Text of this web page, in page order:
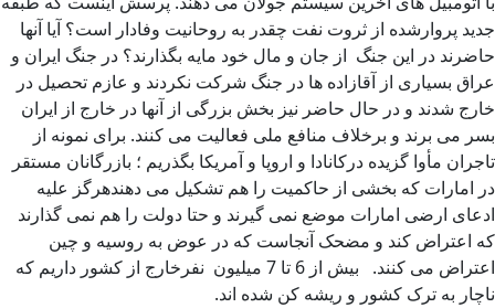
جدید پروارشده از ثروت نفت چقدر به روحانیت وفادار است؟ آیا آنها
حاضرند در این جنگ از جان و مال خود مایه بگذارند؟ در جنگ ایران و
عراق بسیاری از آقازاده ها در جنگ شرکت نکردند و عازم تحصیل در
خارج شدند و در حال حاضر نیز بخش بزرگی از آنها در خارج از ایران
بسر می برند و برخلاف منافع ملی فعالیت می کنند. برای نمونه از
تاجران مأوا گزیده درکانادا و اروپا و آمریکا بگذریم ؛ بازرگانان مستقر
در امارات که بخشی از حاکمیت را هم تشکیل می دهندهرگز علیه
ادعای ارضی امارات موضع نمی گیرند و حتا دولت را هم نمی گذارند
که اعتراض کند و مضحک آنجاست که در عوض به روسیه و چین
اعتراض می کنند. بیش از 6 تا 7 میلیون نفرخارج از کشور داریم که
ناچار به ترک کشور و ریشه کن شده اند.